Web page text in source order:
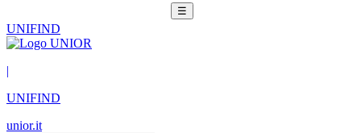
☰
UNIFIND
|
UNIFIND
unior.it